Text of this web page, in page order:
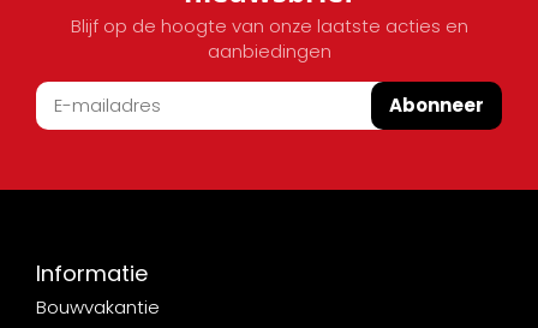
Blijf op de hoogte van onze laatste acties en
aanbiedingen
Abonneer
Informatie
Bouwvakantie